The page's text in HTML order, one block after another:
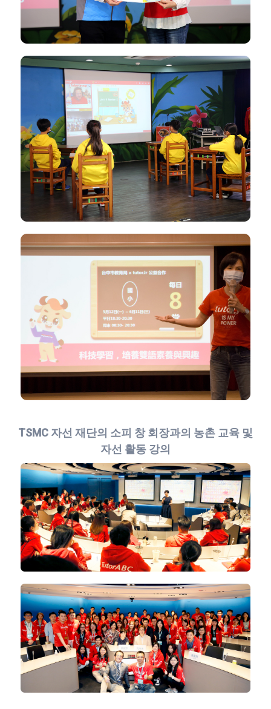
TSMC 자선 재단의 소피 창 회장과의 농촌 교육 및
자선 활동 강의